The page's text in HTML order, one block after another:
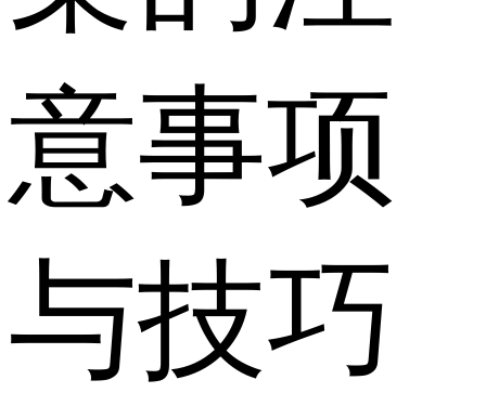
意事项
与技巧